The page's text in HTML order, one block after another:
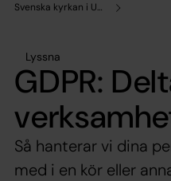
Svenska kyrkan i Ulricehamn
Lyssna
GDPR:
Så hanterar vi dina
med i en kör eller